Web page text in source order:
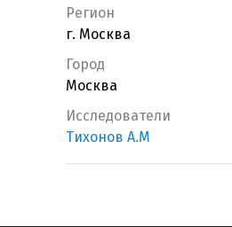
Регион
г. Москва
Город
Москва
Исследователи
Тихонов А.М